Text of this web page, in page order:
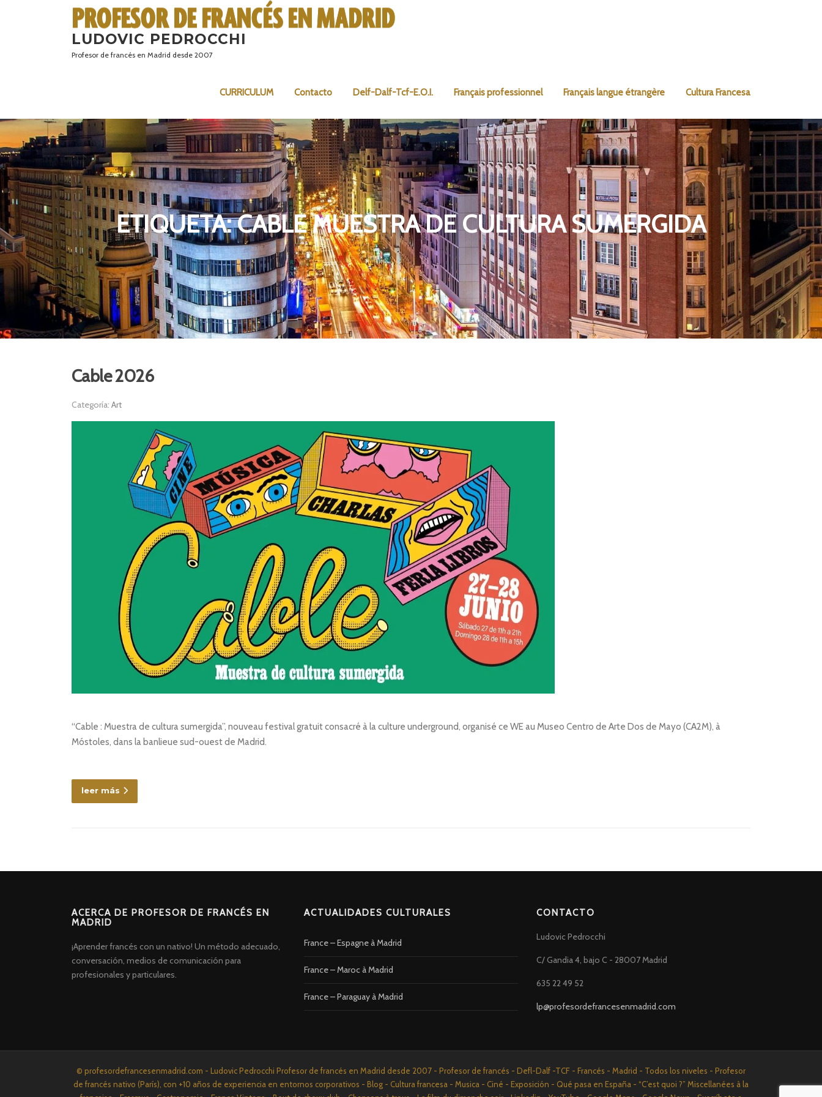
LUDOVIC PEDROCCHI
Profesor de francés en Madrid desde 2007
CURRICULUM Contacto Delf-Dalf-Tcf-E.O.I. Français professionnel Français langue étrangère Cultura Francesa
ETIQUETA:CABLE MUESTRA DE CULTURA SUMERGIDA
Cable 2026
Categoría: Art
“Cable : Muestra de cultura sumergida”, nouveau festival gratuit consacré à la culture underground, organisé ce WE au Museo Centro de Arte Dos de Mayo (CA2M), à
Móstoles, dans la banlieue sud-ouest de Madrid.
leer más
ACERCA DE PROFESOR DE FRANCÉS EN
MADRID
¡Aprender francés con un nativo! Un método adecuado,
conversación, medios de comunicación para
profesionales y particulares.
ACTUALIDADES CULTURALES
France – Espagne à Madrid
France – Maroc à Madrid
France – Paraguay à Madrid
CONTACTO
Ludovic Pedrocchi
C/ Gandia 4, bajo C - 28007 Madrid
635 22 49 52
lp@profesordefrancesenmadrid.com
© profesordefrancesenmadrid.com - Ludovic Pedrocchi Profesor de francés en Madrid desde 2007 - Profesor de francés - Defl-Dalf -TCF - Francés - Madrid - Todos los niveles - Profesor
de francés nativo (París), con +10 años de experiencia en entornos corporativos - Blog - Cultura francesa - Musica - Ciné - Exposición - Qué pasa en España - “C’est quoi ?” Miscellanées à la
Screenr
parallax